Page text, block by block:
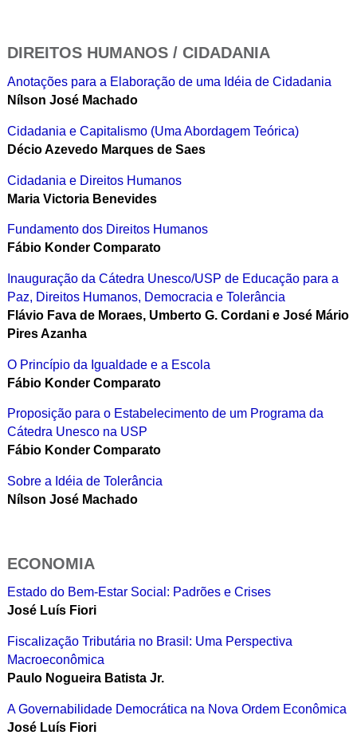
DIREITOS HUMANOS / CIDADANIA
Anotações para a Elaboração de uma Idéia de Cidadania
Nílson José Machado
Cidadania e Capitalismo (Uma Abordagem Teórica)
Décio Azevedo Marques de Saes
Cidadania e Direitos Humanos
Maria Victoria Benevides
Fundamento dos Direitos Humanos
Fábio Konder Comparato
Inauguração da Cátedra Unesco/USP de Educação para a
Paz, Direitos Humanos, Democracia e Tolerância
Flávio Fava de Moraes, Umberto G. Cordani e José Mário
Pires Azanha
O Princípio da Igualdade e a Escola
Fábio Konder Comparato
Proposição para o Estabelecimento de um Programa da
Cátedra Unesco na USP
Fábio Konder Comparato
Sobre a Idéia de Tolerância
Nílson José Machado
ECONOMIA
Estado do Bem-Estar Social: Padrões e Crises
José Luís Fiori
Fiscalização Tributária no Brasil: Uma Perspectiva
Macroeconômica
Paulo Nogueira Batista Jr.
A Governabilidade Democrática na Nova Ordem Econômica
José Luís Fiori